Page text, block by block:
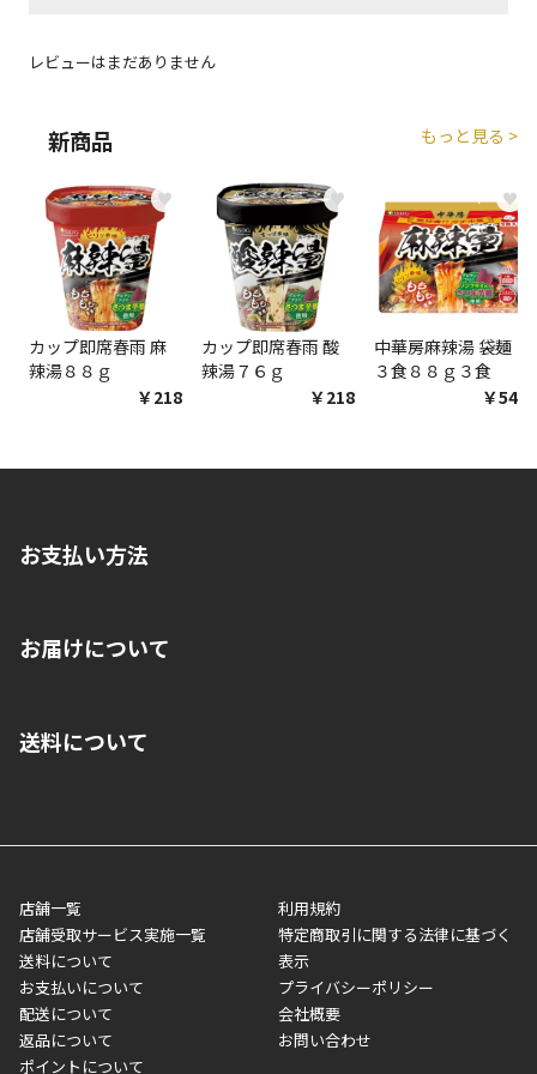
生する場合がございます。
レビューはまだありません
新商品 もっと見る >
♥
カップ即席春雨 麻
辣湯８８ｇ
￥218
♥
カップ即席春雨 酸
辣湯７６ｇ
￥218
♥
中華房麻辣湯 袋麺
３食８８ｇ３食
￥548
お支払い方法
いいただくことはできません。ご了承ください。
■代金引換(代引)※手数料がかかります
■商品によっては一部決済方法が使用できない場合がございま
す。
お届けについて
ご注文が確認出来次第、1～4営業日に発送いたします。「お取り
業日にてお引渡しとなります。(離島などの場合、例外もあります)
メーカー直送品など一部商品については、その他商品との購入に
制限がかかる場合がございます。また発送日についても、通常と
異なる場合がございます。対象商品の説明ページをご確認くださ
い。
■店舗受取をご選択いただいた場合
ご注文が確認出来次第、お受取される店舗在庫を使用してご準備
送料について
店舗一覧
店舗受取サービス実施一覧
送料について
お支払いについて
配送について
返品について
ポイントについて
利用規約
特定商取引に関する法律に基づく
表示
プライバシーポリシー
会社概要
お問い合わせ